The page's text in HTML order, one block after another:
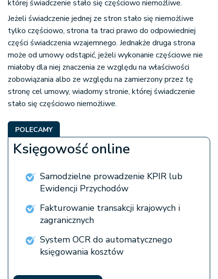
której świadczenie stało się częściowo niemożliwe.
Jeżeli świadczenie jednej ze stron stało się niemożliwe
tylko częściowo, strona ta traci prawo do odpowiedniej
części świadczenia wzajemnego. Jednakże druga strona
może od umowy odstąpić, jeżeli wykonanie częściowe nie
miałoby dla niej znaczenia ze względu na właściwości
zobowiązania albo ze względu na zamierzony przez tę
stronę cel umowy, wiadomy stronie, której świadczenie
stało się częściowo niemożliwe.
POLECAMY
Księgowość online
Samodzielne prowadzenie KPIR lub
Ewidencji Przychodów
Fakturowanie transakcji krajowych i
zagranicznych
System OCR do automatycznego
księgowania kosztów